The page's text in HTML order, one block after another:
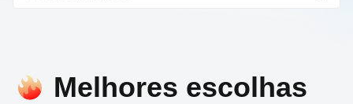
Melhores escolhas